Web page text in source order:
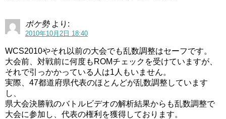
ポケ勢 より:
2010年10月2日 18:40
WCS2010やそれ以前の大会でも乱数調整はセーフです。
大会前、対戦前に何度もROMチェックを受けていますが、
それで引っかかっている人は1人もいません。
実際、47都道府県代表のほとんどが乱数調整しています
し、
県大会決勝戦のバトルビデオの解析結果からも乱数調整で
大会に参加し、代表の権利を獲得しております。